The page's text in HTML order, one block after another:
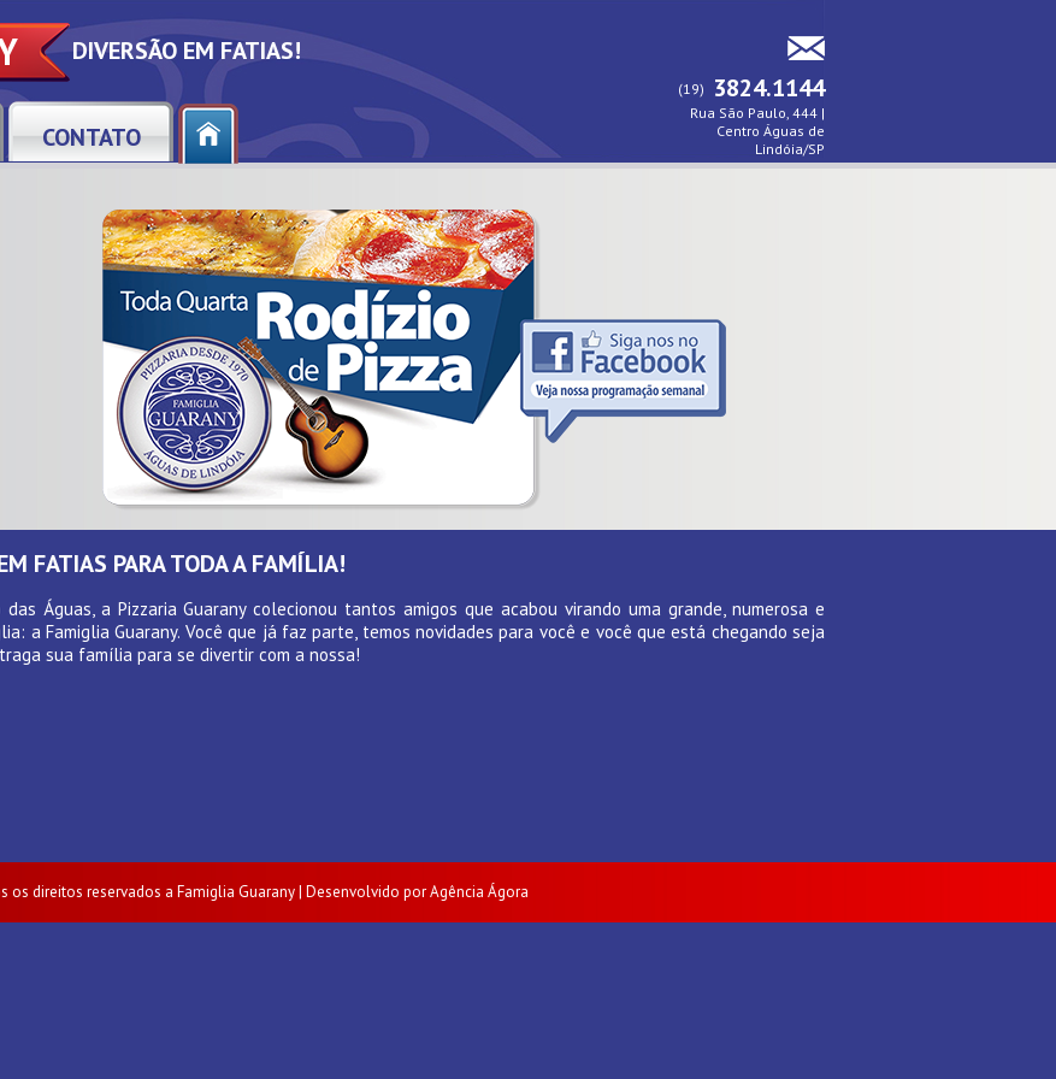
DIVERSÃO EM FATIAS!
CONTATO
(19) 3824.1144
Rua São Paulo, 444 |
Centro Águas de
Lindóia/SP
FATIAS PARA TODA A FAMÍLIA!
Águas, a Pizzaria Guarany colecionou tantos amigos que acabou virando uma grande, numerosa e
a Famiglia Guarany. Você que já faz parte, temos novidades para você e você que está chegando seja
sua família para se divertir com a nossa!
os direitos reservados a Famiglia Guarany | Desenvolvido por Agência Ágora